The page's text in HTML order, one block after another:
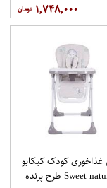
۱,۷۴۸,۰۰۰
کودک کیکابو